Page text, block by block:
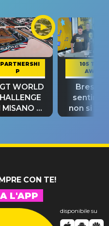
P
WORLD
MISANO si
105 TAKE
AWAY
Bresh:
non si
fino alla
CON TE!
L'APP
disponibile su